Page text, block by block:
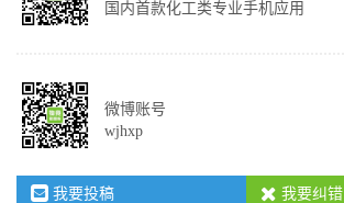
国内首款化工类专业手机应用
微博账号
wjhxp
我要投稿 我要纠错